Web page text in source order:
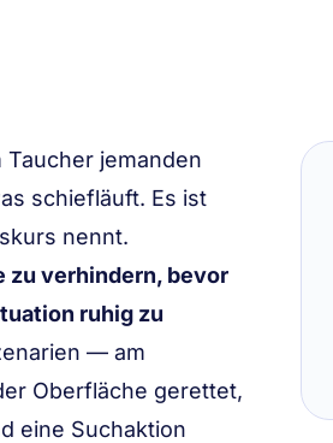
jemanden
schiefläuft. Es ist
nennt.
zu verhindern, bevor
ruhig zu
— am
Oberfläche gerettet,
eine Suchaktion